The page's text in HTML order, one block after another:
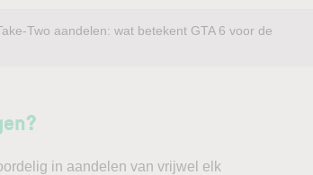
Two aandelen: wat betekent GTA 6 voor de
in aandelen van vrijwel elk